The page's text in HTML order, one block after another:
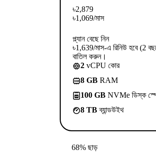
৳2,879
৳1,069/মাস
প্ল্যান বেছে নিন
৳1,639/মাস-এ রিনিউ হবে (2
বাতিল করুন।
2 vCPU কোর
8 GB RAM
100 GB NVMe ডিস্ক
8 TBব্যান্ডউইথ
68% ছাড়